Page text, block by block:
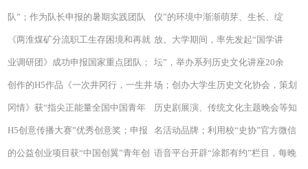
队”；作为队长申报的暑期实践团队
《两淮煤矿分流职工生存困境和再就
业调研团》成功申报国家重点团队；
创作的H5作品《一次井冈行，一生井
冈情》获“指尖正能量全国中国青年
H5创意传播大赛”优秀创意奖；申报
的公益创业项目获“中国创翼”青年创
仪”的环境中渐渐萌芽、生长、绽
放。大学期间，率先发起“国学讲
坛”，举办系列历史文化讲座20余
场；创办大学生历史文化协会，策划
历史剧展演、传统文化主题晚会等知
名活动品牌；利用校“史协”官方微信
语音平台开辟“涂郡有约”栏目，每晚